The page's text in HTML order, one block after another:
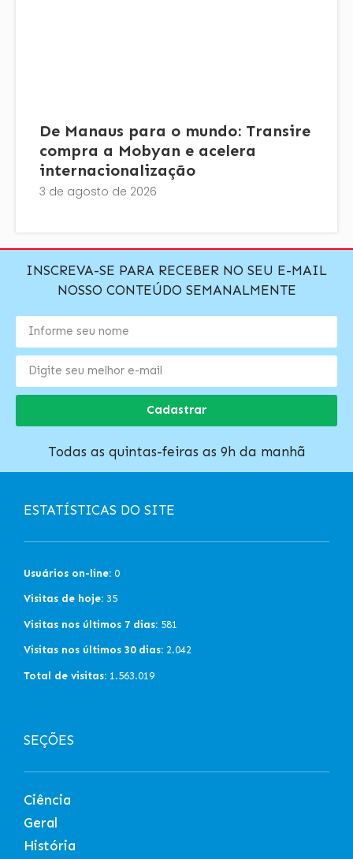
De Manaus para o mundo: Transire
compra a Mobyan e acelera
internacionalização
3 de agosto de 2026
INSCREVA-SE PARA RECEBER NO SEU E-MAIL
NOSSO CONTEÚDO SEMANALMENTE
Cadastrar
Todas as quintas-feiras as 9h da manhã
ESTATÍSTICAS DO SITE
Usuários on-line: 0
Visitas de hoje: 35
Visitas nos últimos 7 dias: 581
Visitas nos últimos 30 dias: 2.042
Total de visitas: 1.563.019
SEÇÕES
Ciência
Geral
História